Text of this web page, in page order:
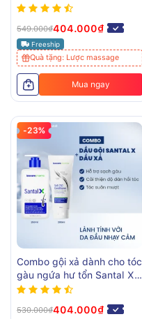
đầu Pink Salt 50 Scrub
549.000₫404.000₫
Freeship
Quà tặng: Lược massage
Mua ngay
-23%
Combo gội xả dành cho tóc
gàu ngứa hư tổn Santal X
và Soft 250 BiocarePharma
530.000₫404.000₫